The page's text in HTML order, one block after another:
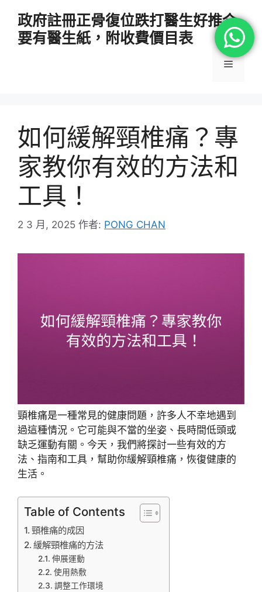
政府註冊正骨復位跌打醫生好推介
要有醫生紙，附收費價目表
選
如何緩解頸椎痛？專
家教你有效的方法和
工具！
2 3 月, 2025 作者: PONG CHAN
頸椎痛是一種常見的健康問題，許多人不幸地遇到
過這種情況。它可能與不當的坐姿、長時間低頭或
缺乏運動有關。今天，我們將探討一些有效的方
法、指南和工具，幫助你緩解頸椎痛，恢復健康的
生活。
Table of Contents
頸椎痛的成因
緩解頸椎痛的方法
伸展運動
使用熱敷
調整工作環境